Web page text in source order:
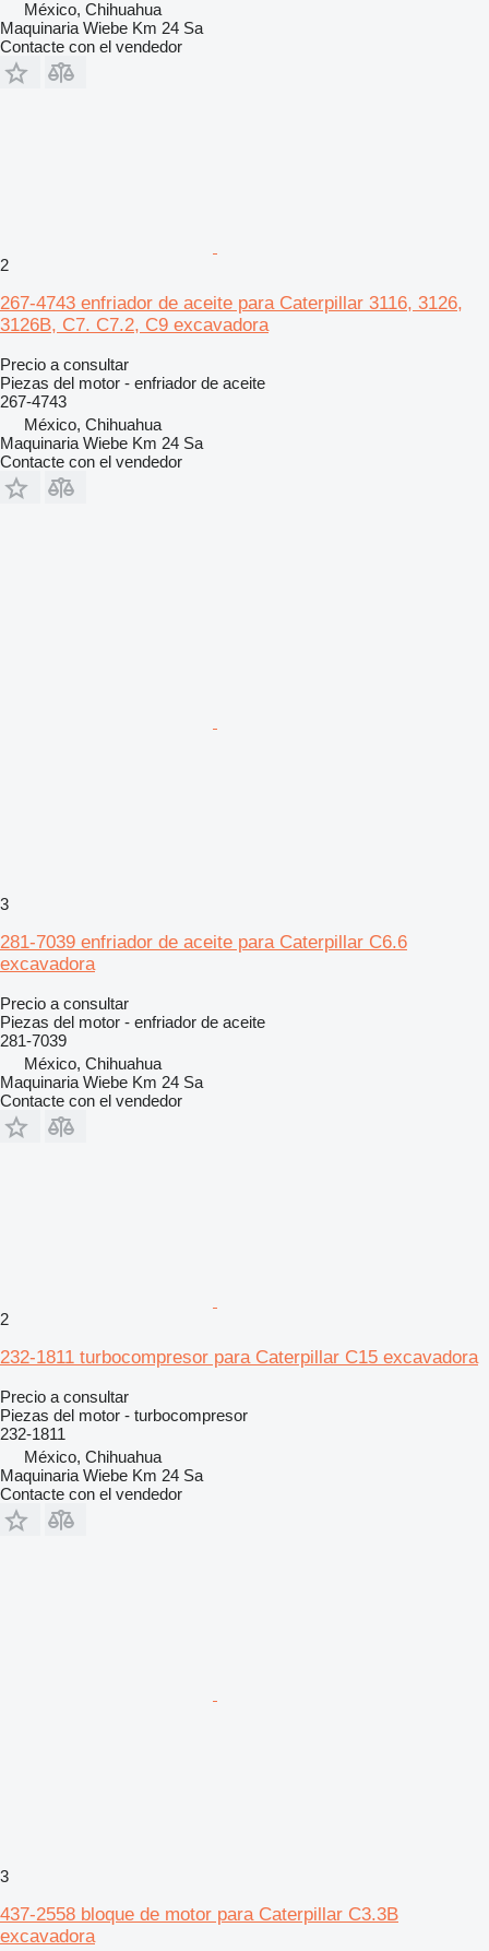
México, Chihuahua
Maquinaria Wiebe Km 24 Sa
Contacte con el vendedor
2
267-4743 enfriador de aceite para Caterpillar 3116, 3126,
3126B, C7. C7.2, C9 excavadora
Precio a consultar
Piezas del motor - enfriador de aceite
267-4743
México, Chihuahua
Maquinaria Wiebe Km 24 Sa
Contacte con el vendedor
3
281-7039 enfriador de aceite para Caterpillar C6.6
excavadora
Precio a consultar
Piezas del motor - enfriador de aceite
281-7039
México, Chihuahua
Maquinaria Wiebe Km 24 Sa
Contacte con el vendedor
2
232-1811 turbocompresor para Caterpillar C15 excavadora
Precio a consultar
Piezas del motor - turbocompresor
232-1811
México, Chihuahua
Maquinaria Wiebe Km 24 Sa
Contacte con el vendedor
3
437-2558 bloque de motor para Caterpillar C3.3B
excavadora